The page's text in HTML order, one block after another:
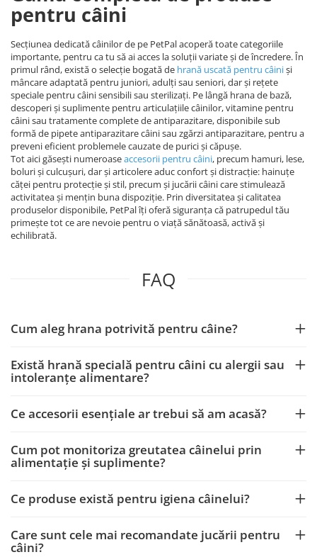
pentru câini
Secțiunea dedicată câinilor de pe PetPal acoperă toate categoriile
importante, pentru ca tu să ai acces la soluții variate și de încredere. În
primul rând, există o selecție bogată de hrană uscată pentru câiniși
mâncare adaptată pentru juniori, adulți sau seniori, dar și rețete
speciale pentru câini sensibili sau sterilizați. Pe lângă hrana de bază,
descoperi și suplimente pentru articulațiile câinilor, vitamine pentru
câini sau tratamente complete de antiparazitare, disponibile sub
formă de pipete antiparazitare câini sau zgărzi antiparazitare, pentru a
preveni eficient problemele cauzate de purici și căpușe.
Tot aici găsești numeroaseaccesorii pentru câini, precum hamuri, lese,
boluri și culcușuri, dar și articolere aduc confort și distracție: hainuțe
căței pentru protecție și stil, precum și jucării câini care stimulează
activitatea și mențin buna dispoziție. Prin diversitatea și calitatea
produselor disponibile, PetPal îți oferă siguranța că patrupedul tău
primește tot ce are nevoie pentru o viață sănătoasă, activă și
echilibrată.
FAQ
Cum aleg hrana potrivită pentru câine?
Există hrană specială pentru câini cu alergii sau
intoleranțe alimentare?
Ce accesorii esențiale ar trebui să am acasă?
Cum pot monitoriza greutatea câinelui prin
alimentație și suplimente?
Ce produse există pentru igiena câinelui?
Care sunt cele mai recomandate jucării pentru
câini?